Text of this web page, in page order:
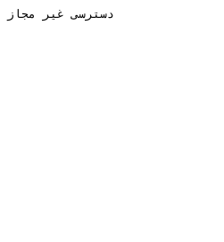
دسترسی غیر مجاز